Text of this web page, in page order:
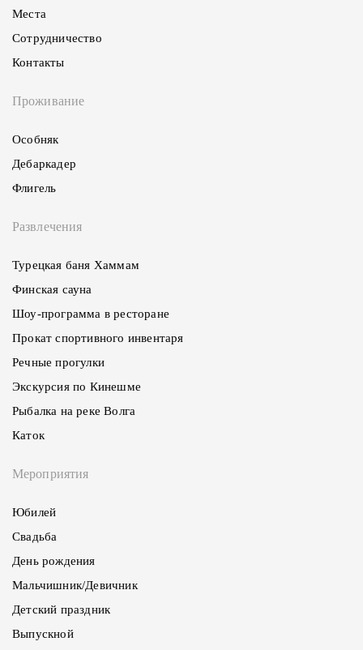
Места
Сотрудничество
Контакты
Проживание
Особняк
Дебаркадер
Флигель
Развлечения
Турецкая баня Хаммам
Финская сауна
Шоу-программа в ресторане
Прокат спортивного инвентаря
Речные прогулки
Экскурсия по Кинешме
Рыбалка на реке Волга
Каток
Мероприятия
Юбилей
Свадьба
День рождения
Мальчишник/Девичник
Детский праздник
Выпускной